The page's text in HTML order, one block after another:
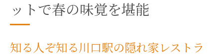
ットで春の味覚を堪能
知る人ぞ知る川口駅の隠れ家レストラ